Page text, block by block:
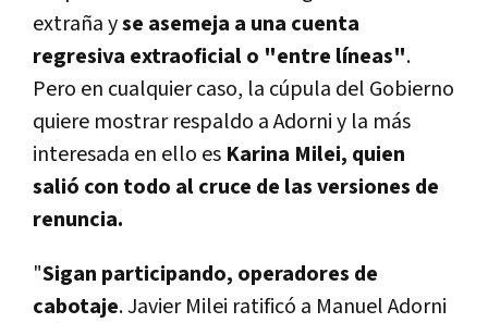
extraña yse asemeja a una cuenta
regresiva extraoficial o "entre líneas".
Pero en cualquier caso, la cúpula del Gobierno
quiere mostrar respaldo a Adorni y la más
interesada en ello es Karina Milei, quien
salió con todo al cruce de las versiones de
renuncia.
"Sigan participando, operadores de
cabotaje. Javier Milei ratificó a Manuel Adorni